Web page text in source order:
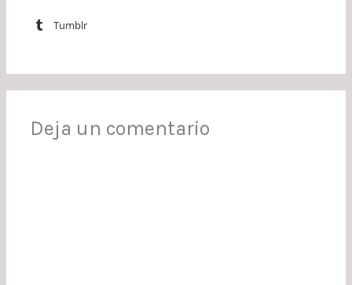
Tumblr
Deja un comentario